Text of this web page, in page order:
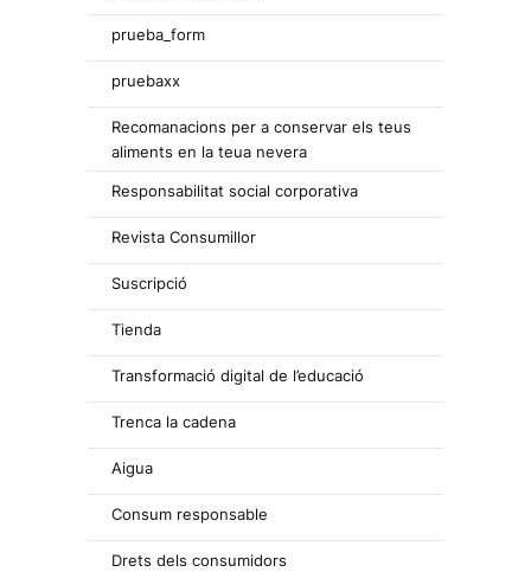
prueba_form
pruebaxx
Recomanacions per a conservar els teus
aliments en la teua nevera
Responsabilitat social corporativa
Revista Consumillor
Suscripció
Tienda
Transformació digital de l’educació
Trenca la cadena
Aigua
Consum responsable
Drets dels consumidors